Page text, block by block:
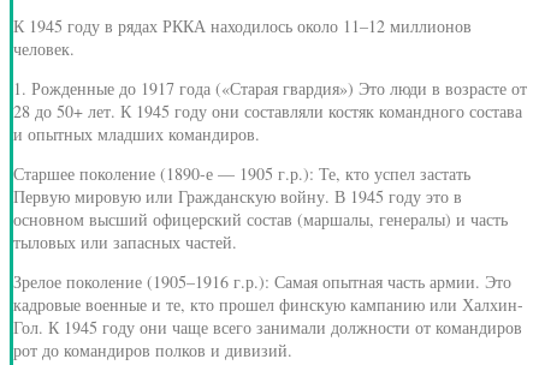
К 1945 году в рядах РККА находилось около 11–12 миллионов
человек.
1. Рожденные до 1917 года («Старая гвардия») Это люди в возрасте от
28 до 50+ лет. К 1945 году они составляли костяк командного состава
и опытных младших командиров.
Старшее поколение (1890-е — 1905 г.р.): Те, кто успел застать
Первую мировую или Гражданскую войну. В 1945 году это в
основном высший офицерский состав (маршалы, генералы) и часть
тыловых или запасных частей.
Зрелое поколение (1905–1916 г.р.): Самая опытная часть армии. Это
кадровые военные и те, кто прошел финскую кампанию или Халхин-
Гол. К 1945 году они чаще всего занимали должности от командиров
рот до командиров полков и дивизий.